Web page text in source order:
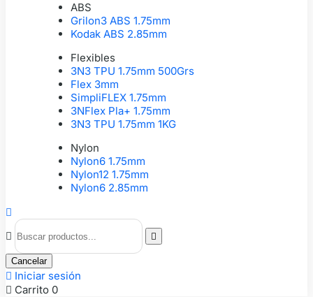
ABS
Grilon3 ABS 1.75mm
Kodak ABS 2.85mm
Flexibles
3N3 TPU 1.75mm 500Grs
Flex 3mm
SimpliFLEX 1.75mm
3NFlex Pla+ 1.75mm
3N3 TPU 1.75mm 1KG
Nylon
Nylon6 1.75mm
Nylon12 1.75mm
Nylon6 2.85mm



Cancelar
 Iniciar sesión
 Carrito 0